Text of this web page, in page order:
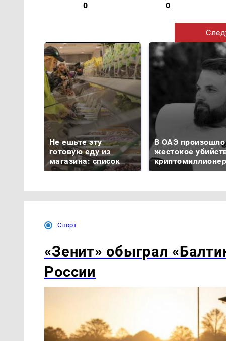
0 0
Не ешьте эту
готовую еду из
магазина: список
В ОАЭ произошло
жестокое
Спорт
«Зенит» обыграл
России